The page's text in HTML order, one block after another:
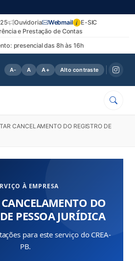
presencial das 8h às 16h
Ouvidoria Webmail i E-SIC
e Prestação de Contas
A- A A+ Alto contraste
CANCELAMENTO DO REGISTRO DE
À EMPRESA
DO
PESSOA JURÍDICA
para este serviço do CREA-
PB.